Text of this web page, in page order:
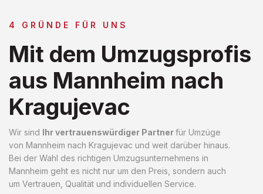
4 GRÜNDE FÜR UNS
Mit dem Umzugsprofis
aus Mannheim nach
Kragujevac
Wir sind Ihr vertrauenswürdiger Partnerfür Umzüge
von Mannheim nach Kragujevac und weit darüber hinaus.
Bei der Wahl des richtigen Umzugsunternehmens in
Mannheim geht es nicht nur um den Preis, sondern auch
um Vertrauen, Qualität und individuellen Service.